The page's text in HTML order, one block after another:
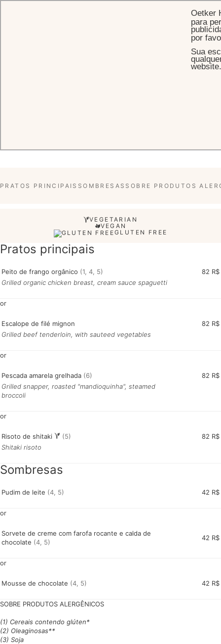
PRATOS PRINCIPAIS SOMBRESAS SOBRE PRODUTOS
VEGETARIAN
VEGAN
GLUTEN FREE
Pratos principais
Peito de frango orgânico (1, 4, 5)
82 R$
Grilled organic chicken breast, cream sauce spaguetti
or
Escalope de filé mignon
82 R$
Grilled beef tenderloin, with sauteed vegetables
or
Pescada amarela grelhada (6)
82 R$
Grilled snapper, roasted "mandioquinha", steamed
broccoli
or
Risoto de shitaki (5)
82 R$
Shitaki risoto
Sombresas
Pudim de leite (4, 5) 42 R$
or
Sorvete de creme com farofa rocante e calda de
chocolate (4, 5)
42 R$
or
Mousse de chocolate (4, 5) 42 R$
(1) Cereais contendo glúten*
(2) Oleaginosas**
(3) Soja
Oetker
para
por
Sua
website.